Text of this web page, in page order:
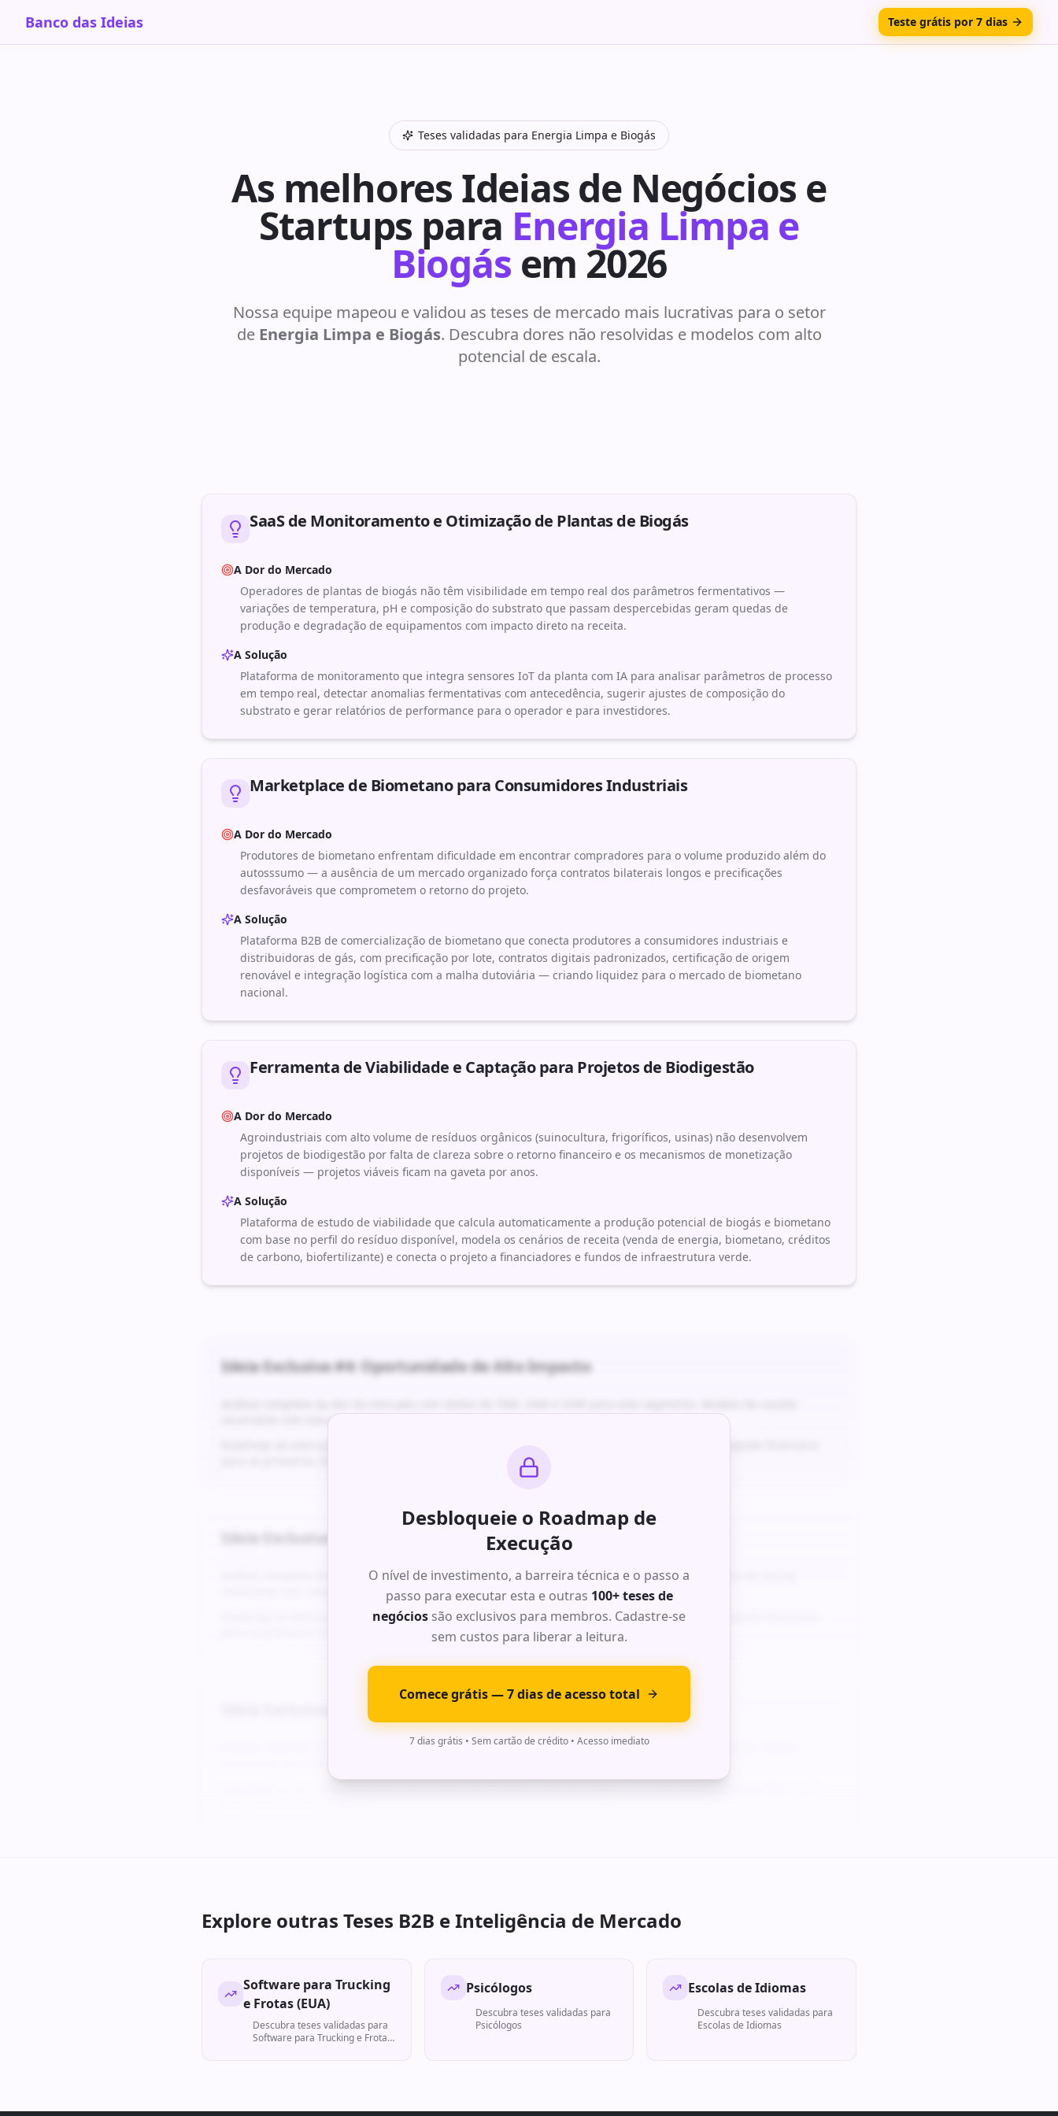
Banco das Ideias Teste grátis por 7 dias
Teses validadas para Energia Limpa e Biogás
As melhores Ideias de Negócios e
Startups para Energia Limpa e
Biogás em 2026
Nossa equipe mapeou e validou as teses de mercado mais lucrativas para o setor
de Energia Limpa e Biogás. Descubra dores não resolvidas e modelos com alto
potencial de escala.
SaaS de Monitoramento e Otimização de Plantas de Biogás
A Dor do Mercado
Operadores de plantas de biogás não têm visibilidade em tempo real dos parâmetros fermentativos —
variações de temperatura, pH e composição do substrato que passam despercebidas geram quedas de
produção e degradação de equipamentos com impacto direto na receita.
A Solução
Plataforma de monitoramento que integra sensores IoT da planta com IA para analisar parâmetros de processo
em tempo real, detectar anomalias fermentativas com antecedência, sugerir ajustes de composição do
substrato e gerar relatórios de performance para o operador e para investidores.
Marketplace de Biometano para Consumidores Industriais
A Dor do Mercado
Produtores de biometano enfrentam dificuldade em encontrar compradores para o volume produzido além do
autosssumo — a ausência de um mercado organizado força contratos bilaterais longos e precificações
desfavoráveis que comprometem o retorno do projeto.
A Solução
Plataforma B2B de comercialização de biometano que conecta produtores a consumidores industriais e
distribuidoras de gás, com precificação por lote, contratos digitais padronizados, certificação de origem
renovável e integração logística com a malha dutoviária — criando liquidez para o mercado de biometano
nacional.
Ferramenta de Viabilidade e Captação para Projetos de Biodigestão
A Dor do Mercado
Agroindustriais com alto volume de resíduos orgânicos (suinocultura, frigoríficos, usinas) não desenvolvem
projetos de biodigestão por falta de clareza sobre o retorno financeiro e os mecanismos de monetização
disponíveis — projetos viáveis ficam na gaveta por anos.
A Solução
Plataforma de estudo de viabilidade que calcula automaticamente a produção potencial de biogás e biometano
com base no perfil do resíduo disponível, modela os cenários de receita (venda de energia, biometano, créditos
de carbono, biofertilizante) e conecta o projeto a financiadores e fundos de infraestrutura verde.
Ideia Exclusiva #4: Oportunidade de Alto Impacto
recorrente com margens acima de 70%.
Ideia Exclusiva # : Oportunidade de Alto Impacto
Análise completa da dor do mercado com dados de TAM, SAM e SOM para este segmento. Modelo de receita
recorrente com margens acima de 70%.
Roadmap de execução detalhado com timeline de 6 meses, stack tecnológica recomendada e projeção financeira
Análise completa da dor do mercado com dados de TAM, SAM e SOM para este segmento. Modelo de receita
Desbloqueie o Roadmap de
Execução
O nível de investimento, a barreira técnica e o passo a
passo para executar esta e outras 100+ teses de
negócios são exclusivos para membros. Cadastre-se
sem custos para liberar a leitura.
Comece grátis — 7 dias de acesso total
7 dias grátis • Sem cartão de crédito • Acesso imediato
Explore outras Teses B2B e Inteligência de Mercado
Software para Trucking
e Frotas (EUA)
Descubra teses validadas para
Software para Trucking e Frotas
Psicólogos
Descubra teses validadas para
Psicólogos
Escolas de Idiomas
Descubra teses validadas para
Escolas de Idiomas